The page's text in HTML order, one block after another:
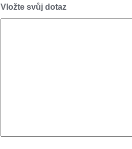
Vložte svůj dotaz